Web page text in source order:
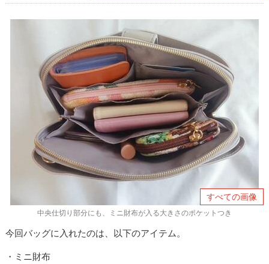
すべての画像
中央仕切り部分にも、ミニ財布が入る大きさのポケットつき
今回バッグに入れたのは、以下のアイテム。
・ミニ財布